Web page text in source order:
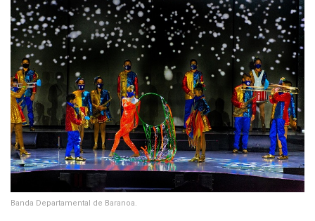
Banda Departamental de Baranoa.